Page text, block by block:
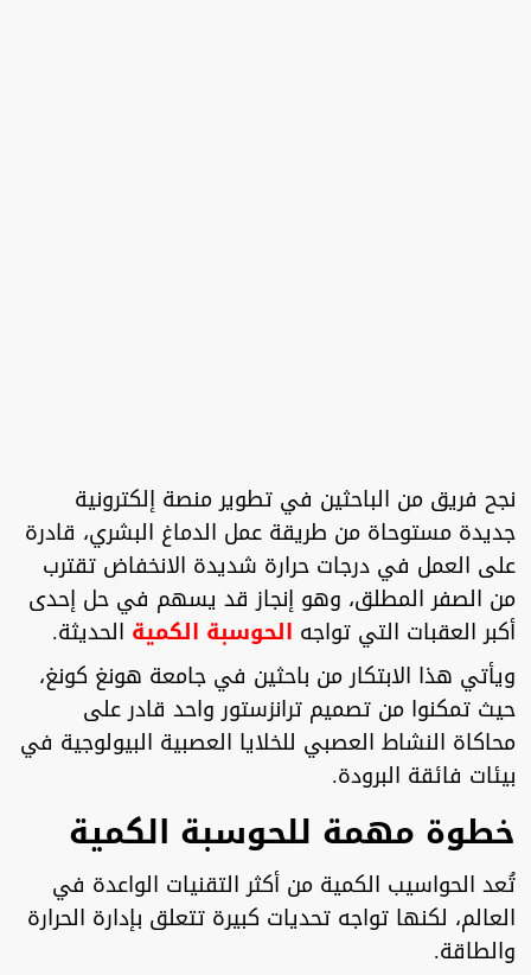
نجح فريق من الباحثين في تطوير منصة إلكترونية
جديدة مستوحاة من طريقة عمل الدماغ البشري، قادرة
على العمل في درجات حرارة شديدة الانخفاض تقترب
من الصفر المطلق، وهو إنجاز قد يسهم في حل إحدى
أكبر العقبات التي تواجه الحوسبة الكمية الحديثة.
ويأتي هذا الابتكار من باحثين في جامعة هونغ كونغ،
حيث تمكنوا من تصميم ترانزستور واحد قادر على
محاكاة النشاط العصبي للخلايا العصبية البيولوجية في
بيئات فائقة البرودة.
خطوة مهمة للحوسبة الكمية
تُعد الحواسيب الكمية من أكثر التقنيات الواعدة في
العالم، لكنها تواجه تحديات كبيرة تتعلق بإدارة الحرارة
والطاقة.